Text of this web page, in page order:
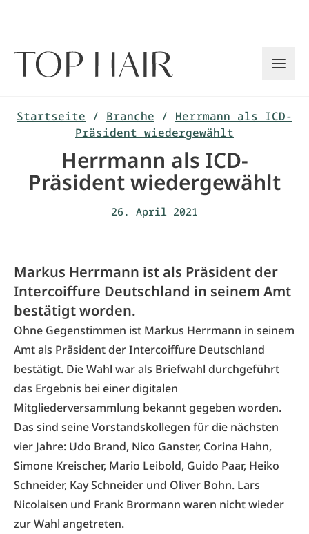
Startseite / Branche / Herrmann als ICD-
Präsident wiedergewählt
Herrmann als ICD-
Präsident wiedergewählt
26. April 2021
Markus Herrmann ist als Präsident der
Intercoiffure Deutschland in seinem Amt
bestätigt worden.
Ohne Gegenstimmen ist Markus Herrmann in seinem
Amt als Präsident der Intercoiffure Deutschland
bestätigt. Die Wahl war als Briefwahl durchgeführt
das Ergebnis bei einer digitalen
Mitgliederversammlung bekannt gegeben worden.
Das sind seine Vorstandskollegen für die nächsten
vier Jahre: Udo Brand, Nico Ganster, Corina Hahn,
Simone Kreischer, Mario Leibold, Guido Paar, Heiko
Schneider, Kay Schneider und Oliver Bohn. Lars
Nicolaisen und Frank Brormann waren nicht wieder
zur Wahl angetreten.